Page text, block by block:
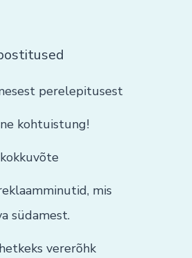
perelepitusest
kohtuistung!
mis
südamest.
vererõhk